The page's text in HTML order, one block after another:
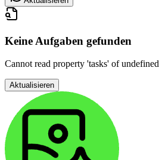
Keine Aufgaben gefunden
Cannot read property 'tasks' of undefined
Aktualisieren